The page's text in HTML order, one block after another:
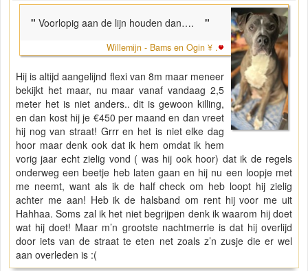
" Voorlopig aan de lijn houden dan…. "
Willemijn - Bams en Ogin ¥ .
Hij is altijd aangelijnd flexi van 8m maar meneer
bekijkt het maar, nu maar vanaf vandaag 2,5
meter het is niet anders.. dit is gewoon killing,
en dan kost hij je €450 per maand en dan vreet
hij nog van straat! Grrr en het is niet elke dag
hoor maar denk ook dat ik hem omdat ik hem
vorig jaar echt zielig vond ( was hij ook hoor) dat ik de regels
onderweg een beetje heb laten gaan en hij nu een loopje met
me neemt, want als ik de half check om heb loopt hij zielig
achter me aan! Heb ik de halsband om rent hij voor me uit
Hahhaa. Soms zal ik het niet begrijpen denk ik waarom hij doet
wat hij doet! Maar m’n grootste nachtmerrie is dat hij overlijd
door iets van de straat te eten net zoals z’n zusje die er wel
aan overleden is :(